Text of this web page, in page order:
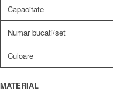
Capacitate
Numar bucati/set
Culoare
MATERIAL